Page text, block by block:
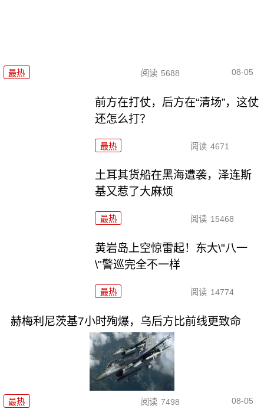
最热 阅读 5688 08-05
前方在打仗，后方在“清场”，这仗
还怎么打？
最热 阅读 4671
土耳其货船在黑海遭袭，泽连斯
基又惹了大麻烦
最热 阅读 15468
黄岩岛上空惊雷起！东大\"八一
\"警巡完全不一样
最热 阅读 14774
赫梅利尼茨基7小时殉爆，乌后方比前线更致命
最热 阅读 7498 08-05